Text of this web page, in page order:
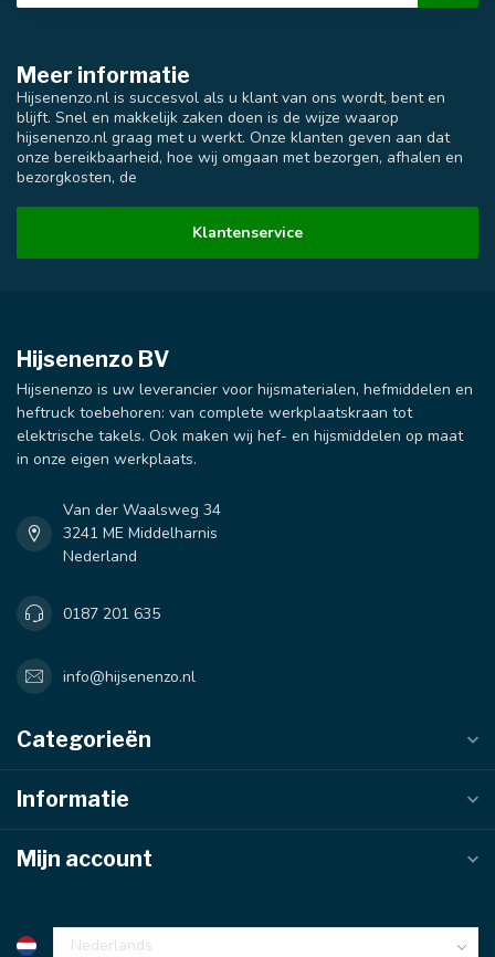
Meer informatie
Hijsenenzo.nl is succesvol als u klant van ons wordt, bent en
blijft. Snel en makkelijk zaken doen is de wijze waarop
hijsenenzo.nl graag met u werkt. Onze klanten geven aan dat
onze bereikbaarheid, hoe wij omgaan met bezorgen, afhalen en
bezorgkosten, de
Klantenservice
Hijsenenzo BV
Hijsenenzo is uw leverancier voor hijsmaterialen, hefmiddelen en
heftruck toebehoren: van complete werkplaatskraan tot
elektrische takels. Ook maken wij hef- en hijsmiddelen op maat
in onze eigen werkplaats.
Van der Waalsweg 34
3241 ME Middelharnis
Nederland
0187 201 635
info@hijsenenzo.nl
Categorieën
Informatie
Mijn account